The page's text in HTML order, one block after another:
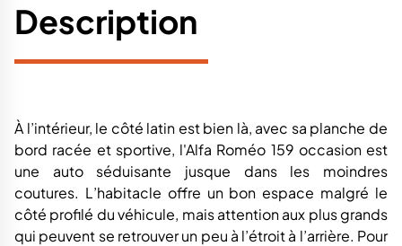
Description
À l’intérieur, le côté latin est bien là, avec sa planche de
bord racée et sportive, l'Alfa Roméo 159 occasion est
une auto séduisante jusque dans les moindres
coutures. L’habitacle offre un bon espace malgré le
côté profilé du véhicule, mais attention aux plus grands
qui peuvent se retrouver un peu à l’étroit à l’arrière. Pour